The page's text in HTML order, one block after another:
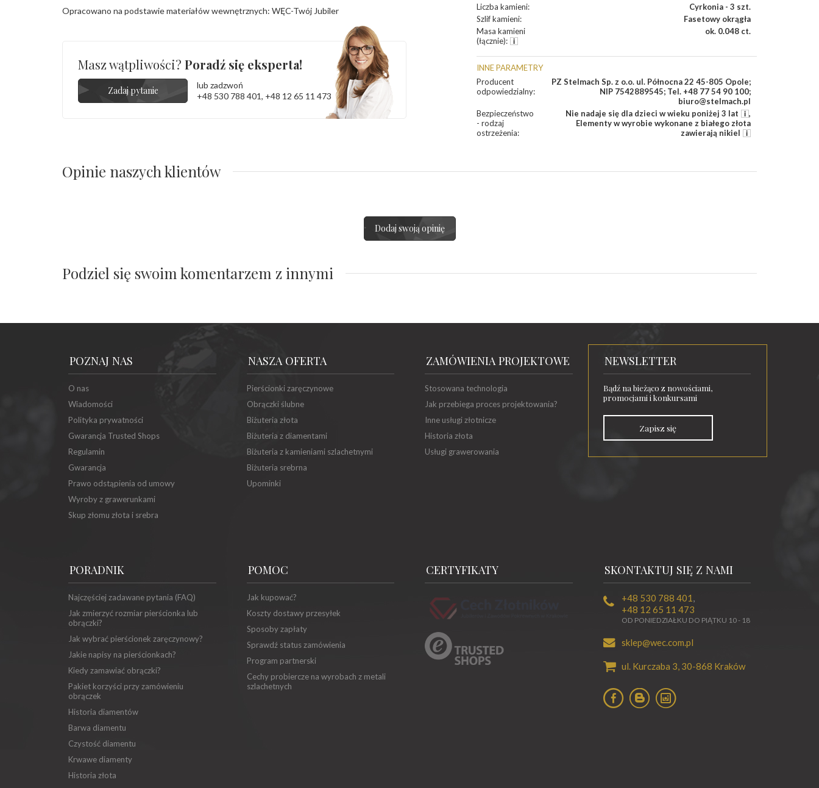
Liczba kamieni:
Cyrkonia - 3 szt.
Szlif kamieni:
Fasetowy okrągła
Masa kamieni
(łącznie):
ok. 0.048 ct.
INNE PARAMETRY
Producent
odpowiedzialny:
PZ Stelmach Sp. z o.o. ul. Północna 22 45-805 Opole;
NIP 7542889545; Tel. +48 77 54 90 100;
biuro@stelmach.pl
Bezpieczeństwo
- rodzaj
ostrzeżenia:
Nie nadaje się dla dzieci w wieku poniżej 3 lat
,
Elementy w wyrobie wykonane z białego złota
zawierają nikiel
Opracowano na podstawie materiałów wewnętrznych: WĘC-Twój Jubiler
Masz wątpliwości? Poradź się eksperta!
Zadaj pytanie
lub zadzwoń
+48 530 788 401, +48 12 65 11 473
Opinie naszych klientów
Dodaj swoją opinię
Podziel się swoim komentarzem z innymi
POZNAJ NAS
O nas
Wiadomości
Polityka prywatności
Gwarancja Trusted Shops
Regulamin
Gwarancja
Prawo odstąpienia od umowy
Wyroby z grawerunkami
Skup złomu złota i srebra
NASZA OFERTA
Pierścionki zaręczynowe
Obrączki ślubne
Biżuteria złota
Biżuteria z diamentami
Biżuteria z kamieniami szlachetnymi
Biżuteria srebrna
Upominki
ZAMÓWIENIA PROJEKTOWE
Stosowana technologia
Jak przebiega proces projektowania?
Inne usługi złotnicze
Historia złota
Usługi grawerowania
NEWSLETTER
Bądź na bieżąco z nowościami,
promocjami i konkursami
Zapisz się
PORADNIK
Najczęściej zadawane pytania (FAQ)
Jak zmierzyć rozmiar pierścionka lub
obrączki?
Jak wybrać pierścionek zaręczynowy?
Jakie napisy na pierścionkach?
Kiedy zamawiać obrączki?
Pakiet korzyści przy zamówieniu
obrączek
Historia diamentów
Barwa diamentu
Czystość diamentu
Krwawe diamenty
Historia złota
POMOC
Jak kupować?
Koszty dostawy przesyłek
Sposoby zapłaty
Sprawdź status zamówienia
Program partnerski
Cechy probiercze na wyrobach z metali
szlachetnych
CERTYFIKATY SKONTAKTUJ SIĘ Z NAMI
+48 530 788 401
+48 12 65 11 473
OD PONIEDZIAŁKU DO PIĄTKU 10 - 18
sklep@wec.com.pl
ul. Kurczaba 3, 30-868 Kraków